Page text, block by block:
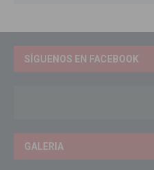
SÍGUENOS EN FACEBOOK
GALERIA